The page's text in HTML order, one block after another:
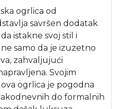
ogrlica od
savršen dodatak
istakne svoj stil i
samo da je izuzetno
zahvaljujući
Svojim
ogrlica je pogodna
do formalnih